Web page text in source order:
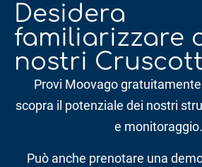
Desidera
familiarizzare
nostri
Provi Moovago
scopra il potenziale dei nostri
e monitoraggio.
Può anche prenotare una